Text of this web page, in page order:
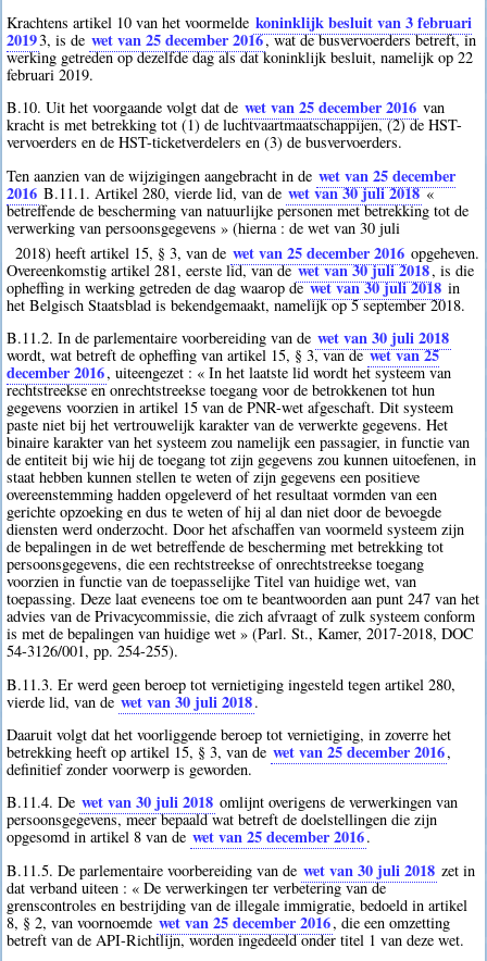
Krachtens artikel 10 van het voormelde koninklijk besluit van 3 februari
20193, is de wet van 25 december 2016, wat de busvervoerders betreft, in
werking getreden op dezelfde dag als dat koninklijk besluit, namelijk op 22
februari 2019.
B.10. Uit het voorgaande volgt dat de wet van 25 december 2016 van
kracht is met betrekking tot (1) de luchtvaartmaatschappijen, (2) de HST-
vervoerders en de HST-ticketverdelers en (3) de busvervoerders.
Ten aanzien van de wijzigingen aangebracht in de wet van 25 december
2016 B.11.1. Artikel 280, vierde lid, van de wet van 30 juli 2018«
betreffende de bescherming van natuurlijke personen met betrekking tot de
verwerking van persoonsgegevens » (hierna : de wet van 30 juli
2018) heeft artikel 15, § 3, van de wet van 25 december 2016 opgeheven.
Overeenkomstig artikel 281, eerste lid, van dewet van 30 juli 2018, is die
opheffing in werking getreden de dag waarop dewet van 30 juli 2018 in
het Belgisch Staatsblad is bekendgemaakt, namelijk op 5 september 2018.
B.11.2. In de parlementaire voorbereiding van de wet van 30 juli 2018
wordt, wat betreft de opheffing van artikel 15, § 3, van dewet van 25
december 2016, uiteengezet : « In het laatste lid wordt het systeem van
rechtstreekse en onrechtstreekse toegang voor de betrokkenen tot hun
gegevens voorzien in artikel 15 van de PNR-wet afgeschaft. Dit systeem
paste niet bij het vertrouwelijk karakter van de verwerkte gegevens. Het
binaire karakter van het systeem zou namelijk een passagier, in functie van
de entiteit bij wie hij de toegang tot zijn gegevens zou kunnen uitoefenen, in
staat hebben kunnen stellen te weten of zijn gegevens een positieve
overeenstemming hadden opgeleverd of het resultaat vormden van een
gerichte opzoeking en dus te weten of hij al dan niet door de bevoegde
diensten werd onderzocht. Door het afschaffen van voormeld systeem zijn
de bepalingen in de wet betreffende de bescherming met betrekking tot
persoonsgegevens, die een rechtstreekse of onrechtstreekse toegang
voorzien in functie van de toepasselijke Titel van huidige wet, van
toepassing. Deze laat eveneens toe om te beantwoorden aan punt 247 van het
advies van de Privacycommissie, die zich afvraagt of zulk systeem conform
is met de bepalingen van huidige wet » (Parl. St., Kamer, 2017-2018, DOC
54-3126/001, pp. 254-255).
B.11.3. Er werd geen beroep tot vernietiging ingesteld tegen artikel 280,
vierde lid, van de wet van 30 juli 2018.
Daaruit volgt dat het voorliggende beroep tot vernietiging, in zoverre het
betrekking heeft op artikel 15, § 3, van de wet van 25 december 2016,
definitief zonder voorwerp is geworden.
B.11.4. De wet van 30 juli 2018 omlijnt overigens de verwerkingen van
persoonsgegevens, meer bepaald wat betreft de doelstellingen die zijn
opgesomd in artikel 8 van de wet van 25 december 2016.
B.11.5. De parlementaire voorbereiding van de wet van 30 juli 2018 zet in
dat verband uiteen : « De verwerkingen ter verbetering van de
grenscontroles en bestrijding van de illegale immigratie, bedoeld in artikel
8, § 2, van voornoemde wet van 25 december 2016, die een omzetting
betreft van de API-Richtlijn, worden ingedeeld onder titel 1 van deze wet.